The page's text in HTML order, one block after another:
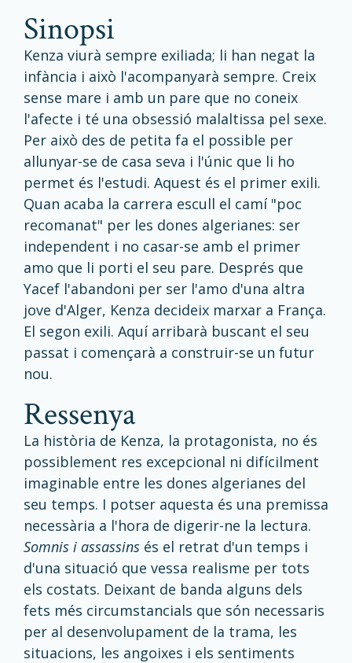
sinopsi
Kenza viurà sempre exiliada; li han negat la
infància i això l'acompanyarà sempre. Creix
sense mare i amb un pare que no coneix
l'afecte i té una obsessió malaltissa pel sexe.
Per això des de petita fa el possible per
allunyar-se de casa seva i l'únic que li ho
permet és l'estudi. Aquest és el primer exili.
Quan acaba la carrera escull el camí "poc
recomanat" per les dones algerianes: ser
independent i no casar-se amb el primer
amo que li porti el seu pare. Després que
Yacef l'abandoni per ser l'amo d'una altra
jove d'Alger, Kenza decideix marxar a França.
El segon exili. Aquí arribarà buscant el seu
passat i començarà a construir-se un futur
nou.
ressenya
La història de Kenza, la protagonista, no és
possiblement res excepcional ni difícilment
imaginable entre les dones algerianes del
seu temps. I potser aquesta és una premissa
necessària a l'hora de digerir-ne la lectura.
Somnis i assassins és el retrat d'un temps i
d'una situació que vessa realisme per tots
els costats. Deixant de banda alguns dels
fets més circumstancials que són necessaris
per al desenvolupament de la trama, les
situacions, les angoixes i els sentiments